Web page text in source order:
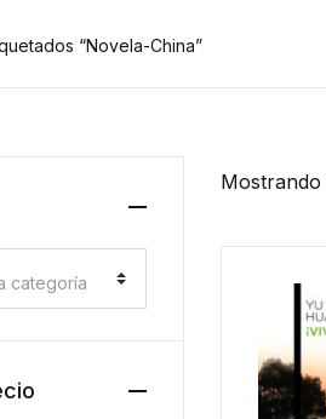
“Novela-China”
Mostrando
categoría